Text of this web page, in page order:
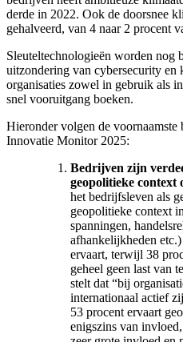
derde in 2022. Ook de doorsnee
gehalveerd, van 4 naar 2 procent
Sleuteltechnologieën worden nog
uitzondering van cybersecurity en
organisaties zowel in gebruik als
snel vooruitgang boeken.
Hieronder volgen de
Innovatie Monitor 2025:
Bedrijven zijn
geopolitieke
het bedrijfsleven als
geopolitieke context
spanningen,
afhankelijkheden
ervaart, terwijl 38
geheel geen last van
stelt dat “bij
internationaal actief
53 procent ervaart
enigszins van